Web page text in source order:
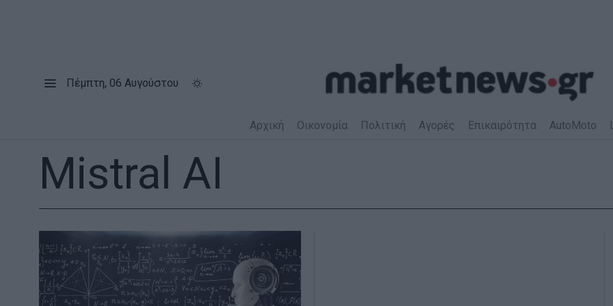
Πέμπτη, 06 Αυγούστου
Αρχική Οικονομία Πολιτική Αγορές Επικαιρότητα AutoMoto
Mistral AI